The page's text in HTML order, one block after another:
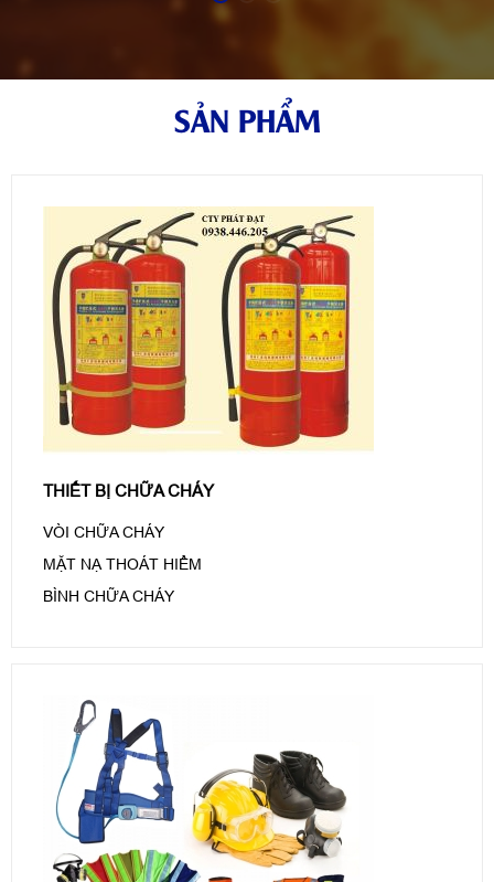
SẢN PHẨM
THIẾT BỊ CHỮA CHÁY
VÒI CHỮA CHÁY
MẶT NẠ THOÁT HIỂM
BÌNH CHỮA CHÁY